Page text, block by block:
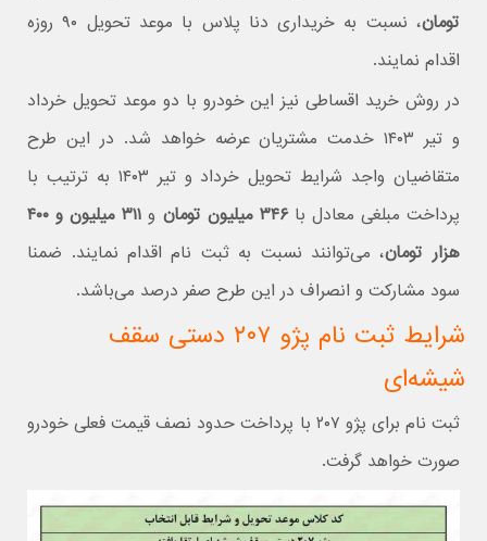
تومان
، نسبت به خریداری دنا پلاس با موعد تحویل ۹۰ روزه
اقدام نمایند.
در روش خرید اقساطی نیز این خودرو با دو موعد تحویل خرداد
و تیر ۱۴۰۳ خدمت مشتریان عرضه خواهد شد. در این طرح
متقاضیان واجد شرایط تحویل خرداد و تیر ۱۴۰۳ به ترتیب با
پرداخت مبلغی معادل با۳۴۶ میلیون تومان و
۳۱۱ میلیون و ۴۰۰
هزار تومان، می‌توانند نسبت به ثبت نام اقدام نمایند. ضمنا
سود مشارکت و انصراف در این طرح صفر درصد می‌باشد.
شرایط ثبت نام پژو ۲۰۷ دستی سقف
شیشه‌ای
ثبت نام برای پژو ۲۰۷ با پرداخت حدود نصف قیمت فعلی خودرو
صورت خواهد گرفت.